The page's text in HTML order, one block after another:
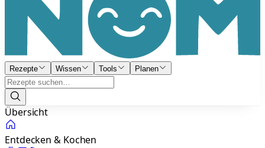
Rezepte Wissen Tools Planen
Übersicht
Entdecken & Kochen